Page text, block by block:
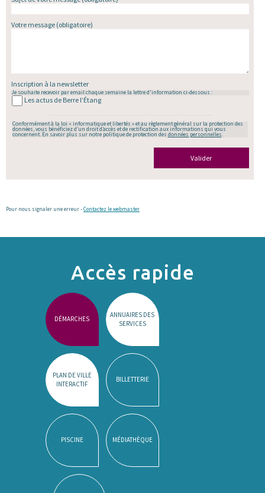
Votre message(obligatoire)
Inscription à la newsletter
Je souhaite recevoir par email chaque semaine la lettre d'information ci-dessous :
Les actus de Berre l’Étang
Conformément à la loi « informatique et libertés » et au règlement général sur la protection des
données, vous bénéficiez d’un droit d’accès et de rectification aux informations qui vous
concernent. En savoir plus sur notre politique de protection des données personnelles.
Valider
Pour nous signaler une erreur -Contactez le webmaster
Accès rapide
DÉMARCHES
ANNUAIRES DES
SERVICES
PLAN DE VILLE
INTERACTIF
BILLETTERIE
PISCINE MÉDIATHÈQUE